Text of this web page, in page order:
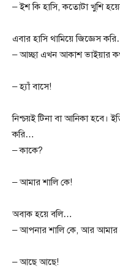
– ইশ কি হাসি, কতোটা খুশি
এবার হাসি থামিয়ে জিজ্ঞেস
– আচ্ছা এখন আকাশ ভাইয়ার
– হ্যাঁ বাসে!
নিশ্চয়ই টিনা বা আনিকা হবে।
করি…
– কাকে?
– আমার শালি কে!
অবাক হয়ে বলি…
– আপনার শালি কে, আর
– আছে আছে!